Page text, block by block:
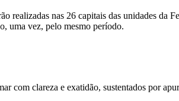
realizadas nas 26 capitais das unidades da
uma vez, pelo mesmo período.
com clareza e exatidão, sustentados por